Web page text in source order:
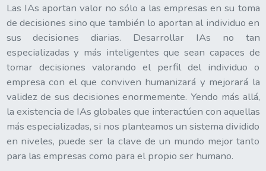
Las IAs aportan valor no sólo a las empresas en su toma
de decisiones sino que también lo aportan al individuo en
sus decisiones diarias. Desarrollar IAs no tan
especializadas y más inteligentes que sean capaces de
tomar decisiones valorando el perfil del individuo o
empresa con el que conviven humanizará y mejorará la
validez de sus decisiones enormemente. Yendo más allá,
la existencia de IAs globales que interactúen con aquellas
más especializadas, si nos planteamos un sistema dividido
en niveles, puede ser la clave de un mundo mejor tanto
para las empresas como para el propio ser humano.